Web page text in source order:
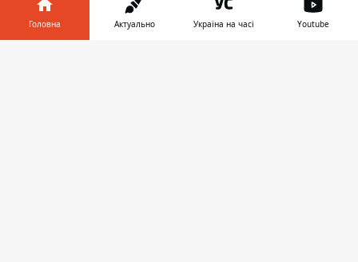
Головна Актуально Україна на часі Youtube